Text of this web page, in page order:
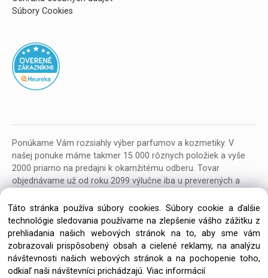
Súbory Cookies
Ponúkame Vám rozsiahly výber parfumov a kozmetiky. V
našej ponuke máme takmer 15 000 rôznych položiek a vyše
2000 priamo na predajni k okamžitému odberu. Tovar
objednávame už od roku 2099 výlučne iba u preverených a
Copyright © 2026 Parfumeria ORION, All rights reserved
Táto stránka používa súbory cookies. Súbory cookie a ďalšie
technológie sledovania používame na zlepšenie vášho zážitku z
prehliadania našich webových stránok na to, aby sme vám
zobrazovali prispôsobený obsah a cielené reklamy, na analýzu
návštevnosti našich webových stránok a na pochopenie toho,
odkiaľ naši návštevníci prichádzajú. Viac informácií